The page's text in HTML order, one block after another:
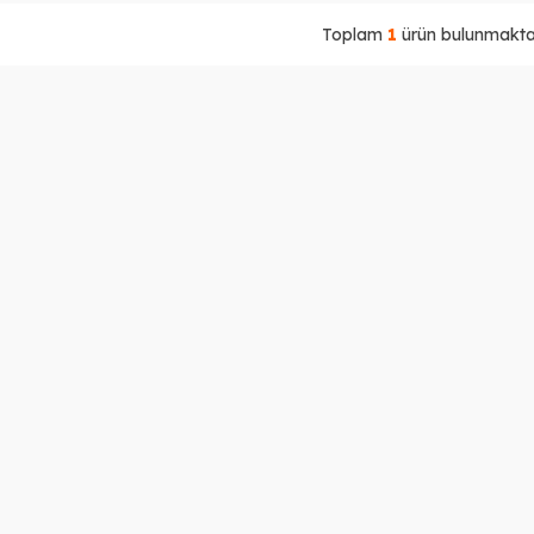
Toplam 1 ürün